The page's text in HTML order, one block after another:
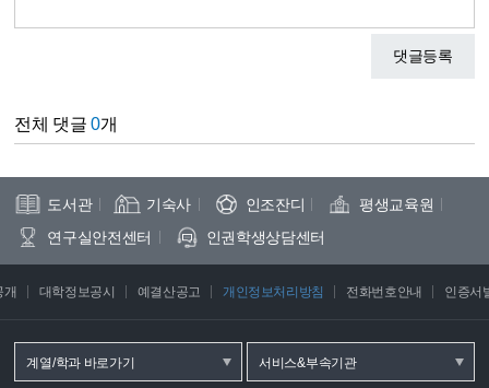
댓글등록
전체 댓글0개
도서관 기숙사 인조잔디
평생교육원
연구실안전센터
인권학생상담센터
개 대학정보공시 예결산공고 개인정보처리방침 전화번호안내 인증서
계열/학과 바로가기 서비스&부속기관